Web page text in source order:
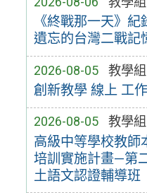
《終戰那一天》
遺忘的台灣二戰記
2026-08-05 教學組
創新教學 線上 工
2026-08-05 教學組
高級中等學校教師
培訓實施計畫—第
土語文認證輔導班